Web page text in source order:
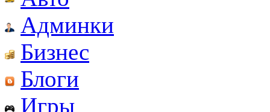
Админки
Бизнес
Блоги
Игры